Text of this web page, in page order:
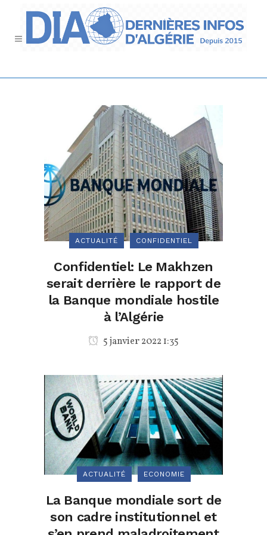
ACTUALITÉ CONFIDENTIEL
Confidentiel: Le Makhzen
serait derrière le rapport de
la Banque mondiale hostile
à l’Algérie
5 janvier 2022 1:35
ACTUALITÉ ECONOMIE
La Banque mondiale sort de
son cadre institutionnel et